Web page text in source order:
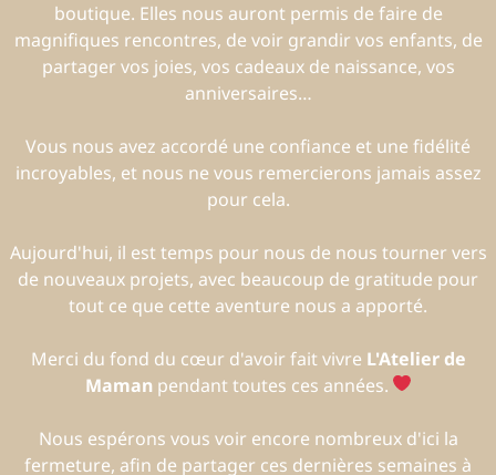
boutique. Elles nous auront permis de faire de
magnifiques rencontres, de voir grandir vos enfants, de
partager vos joies, vos cadeaux de naissance, vos
anniversaires…
Vous nous avez accordé une confiance et une fidélité
incroyables, et nous ne vous remercierons jamais assez
pour cela.
Aujourd'hui, il est temps pour nous de nous tourner vers
de nouveaux projets, avec beaucoup de gratitude pour
tout ce que cette aventure nous a apporté.
Merci du fond du cœur d'avoir fait vivre L'Atelier de
Maman pendant toutes ces années.
Nous espérons vous voir encore nombreux d'ici la
fermeture, afin de partager ces dernières semaines à